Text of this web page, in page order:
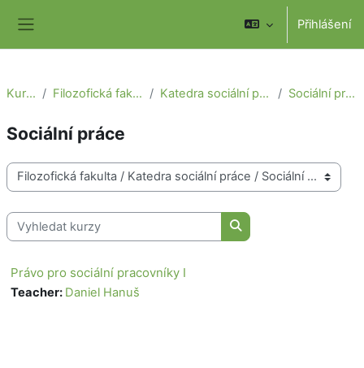
Přihlášení
Kurzy Filozofická fakulta Katedra sociální práce Sociální práce
Sociální práce
Kategorie kurzů
Vyhledat kurzy
Vyhledat kurzy
Právo pro sociální pracovníky I
Teacher: Daniel Hanuš